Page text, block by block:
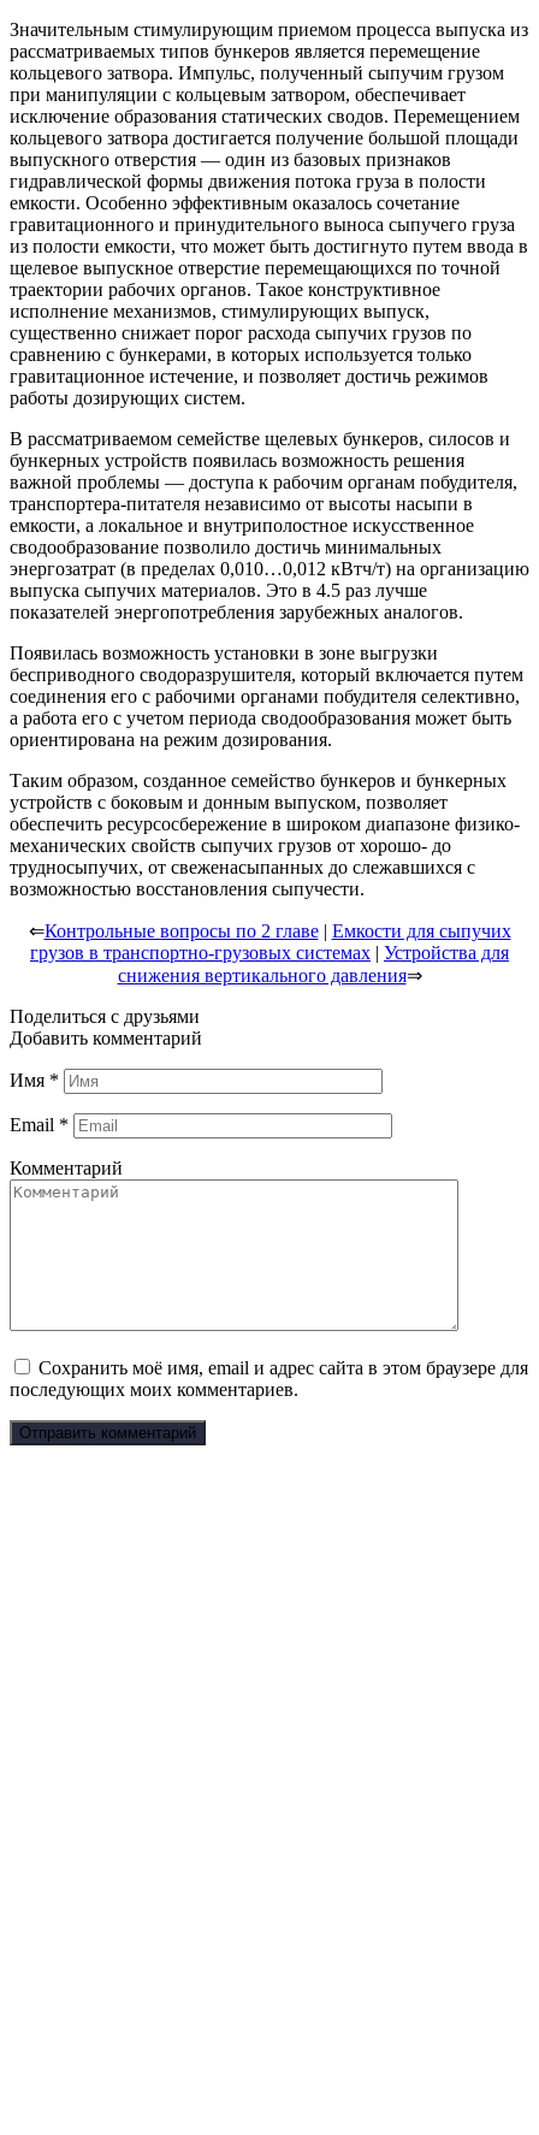
Значительным стимулирующим приемом процесса выпуска из
рассматриваемых типов бункеров является перемещение
кольцевого затвора. Импульс, полученный сыпучим грузом
при манипуляции с кольцевым затвором, обеспечивает
исключение образования статических сводов. Перемещением
кольцевого затвора достигается получение большой площади
выпускного отверстия — один из базовых признаков
гидравлической формы движения потока груза в полости
емкости. Особенно эффективным оказалось сочетание
гравитационного и принудительного выноса сыпучего груза
из полости емкости, что может быть достигнуто путем ввода в
щелевое выпускное отверстие перемещающихся по точной
траектории рабочих органов. Такое конструктивное
исполнение механизмов, стимулирующих выпуск,
существенно снижает порог расхода сыпучих грузов по
сравнению с бункерами, в которых используется только
гравитационное истечение, и позволяет достичь режимов
работы дозирующих систем.
В рассматриваемом семействе щелевых бункеров, силосов и
бункерных устройств появилась возможность решения
важной проблемы — доступа к рабочим органам побудителя,
транспортера-питателя независимо от высоты насыпи в
емкости, а локальное и внутриполостное искусственное
сводообразование позволило достичь минимальных
энергозатрат (в пределах 0,010…0,012 кВтч/т) на организацию
выпуска сыпучих материалов. Это в 4.5 раз лучше
показателей энергопотребления зарубежных аналогов.
Появилась возможность установки в зоне выгрузки
бесприводного сводоразрушителя, который включается путем
соединения его с рабочими органами побудителя селективно,
а работа его с учетом периода сводообразования может быть
ориентирована на режим дозирования.
Таким образом, созданное семейство бункеров и бункерных
устройств с боковым и донным выпуском, позволяет
обеспечить ресурсосбережение в широком диапазоне физико-
механических свойств сыпучих грузов от хорошо- до
трудносыпучих, от свеженасыпанных до слежавшихся с
возможностью восстановления сыпучести.
⇐Контрольные вопросы по 2 главе| Емкости для сыпучих
грузов в транспортно-грузовых системах | Устройства для
снижения вертикального давления⇒
Поделиться с друзьями
Добавить комментарий
Имя *
Email *
Комментарий
Сохранить моё имя, email и адрес сайта в этом браузере для
последующих моих комментариев.